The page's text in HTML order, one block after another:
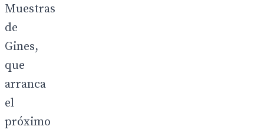
Muestras
de
Gines,
que
arranca
el
próximo